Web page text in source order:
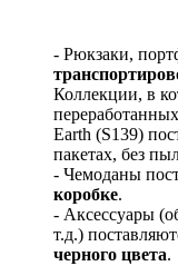
- Рюкзаки,
Коллекции, в
Earth (S139)
пакетах, без
- Чемоданы
коробке.
- Аксессуары
т.д.)
черного цвета.